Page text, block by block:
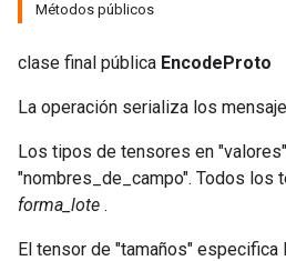
Métodos públicos
clase final pública EncodeProto
La operación serializa los
Los tipos de tensores en
"nombres_de_campo". Todos los
forma_lote .
El tensor de "tamaños"